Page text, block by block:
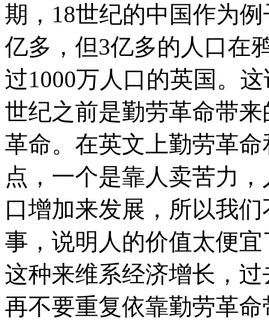
期，18世纪的中国作为
亿多，但3亿多的人口在
过1000万人口的英国。
世纪之前是勤劳革命带
革命。在英文上勤劳革
点，一个是靠人卖苦力
口增加来发展，所以我
事，说明人的价值太便
这种来维系经济增长，
再不要重复依靠勤劳革